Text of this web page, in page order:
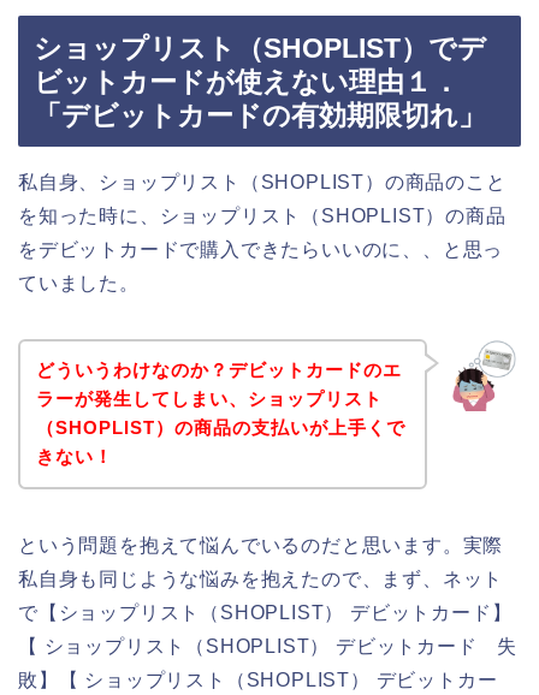
ショップリスト（SHOPLIST）でデ
ビットカードが使えない理由１．
「デビットカードの有効期限切れ」
私自身、ショップリスト（SHOPLIST）の商品のこと
を知った時に、ショップリスト（SHOPLIST）の商品
をデビットカードで購入できたらいいのに、、と思っ
ていました。
どういうわけなのか？デビットカードのエ
ラーが発生してしまい、ショップリスト
（SHOPLIST）の商品の支払いが上手くで
きない！
という問題を抱えて悩んでいるのだと思います。実際
私自身も同じような悩みを抱えたので、まず、ネット
で【ショップリスト（SHOPLIST） デビットカード】
【 ショップリスト（SHOPLIST） デビットカード 失
敗】【 ショップリスト（SHOPLIST） デビットカー